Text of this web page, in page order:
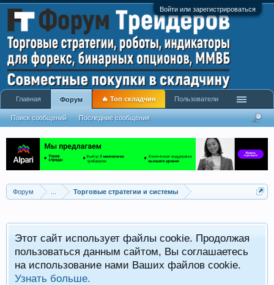
Войти или зарегистрироваться
Форум Торговые стратегии и системы
Этот сайт использует файлы cookie. Продолжая
пользоваться данным сайтом, Вы соглашаетесь
на использование нами Ваших файлов cookie.
Узнать больше.
Главная Форум
Поиск сообщений Последние сообщения
🔥 Топ складчин Пользователи